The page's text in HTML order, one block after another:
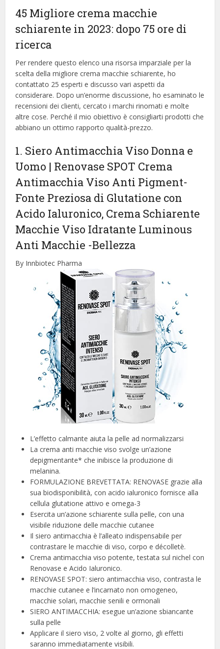
45 Migliore crema macchie
schiarente in 2023: dopo 75 ore di
ricerca
Per rendere questo elenco una risorsa imparziale per la
scelta della migliore crema macchie schiarente, ​​ho
contattato 25 esperti e discusso vari aspetti da
considerare. Dopo un’enorme discussione, ho esaminato le
recensioni dei clienti, cercato i marchi rinomati e molte
altre cose. Perché il mio obiettivo è consigliarti prodotti che
abbiano un ottimo rapporto qualità-prezzo.
1. Siero Antimacchia Viso Donna e
Uomo | Renovase SPOT Crema
Antimacchia Viso Anti Pigment-
Fonte Preziosa di Glutatione con
Acido Ialuronico, Crema Schiarente
Macchie Viso Idratante Luminous
Anti Macchie -Bellezza
By Innbiotec Pharma
L’effetto calmante aiuta la pelle ad normalizzarsi
La crema anti macchie viso svolge un’azione
depigmentante* che inibisce la produzione di
melanina.
FORMULAZIONE BREVETTATA: RENOVASE grazie alla
sua biodisponibilità, con acido ialuronico fornisce alla
cellula glutatione attivo e omega-3
Esercita un’azione schiarente sulla pelle, con una
visibile riduzione delle macchie cutanee
Il siero antimacchia è l’alleato indispensabile per
contrastare le macchie di viso, corpo e décolletè.
Crema antimacchia viso potente, testata sul nichel con
Renovase e Acido Ialuronico.
RENOVASE SPOT: siero antimacchia viso, contrasta le
macchie cutanee e l’incarnato non omogeneo,
macchie solari, macchie senili e ormonali
SIERO ANTIMACCHIA: esegue un’azione sbiancante
sulla pelle
Applicare il siero viso, 2 volte al giorno, gli effetti
saranno immediatamente visibili.